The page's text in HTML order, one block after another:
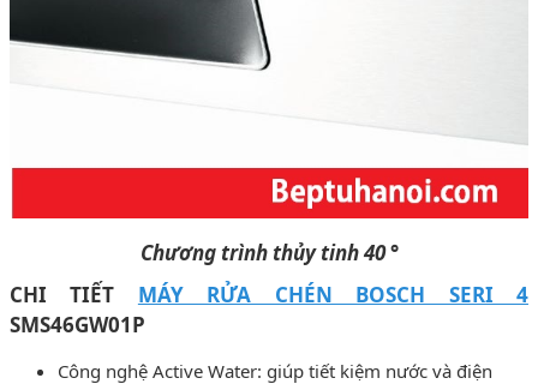
Chương trình thủy tinh 40 °
CHI TIẾT MÁY RỬA CHÉN BOSCH SERI 4
SMS46GW01P
Công nghệ Active Water: giúp tiết kiệm nước và điện